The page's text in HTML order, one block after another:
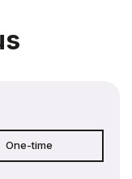
One-time